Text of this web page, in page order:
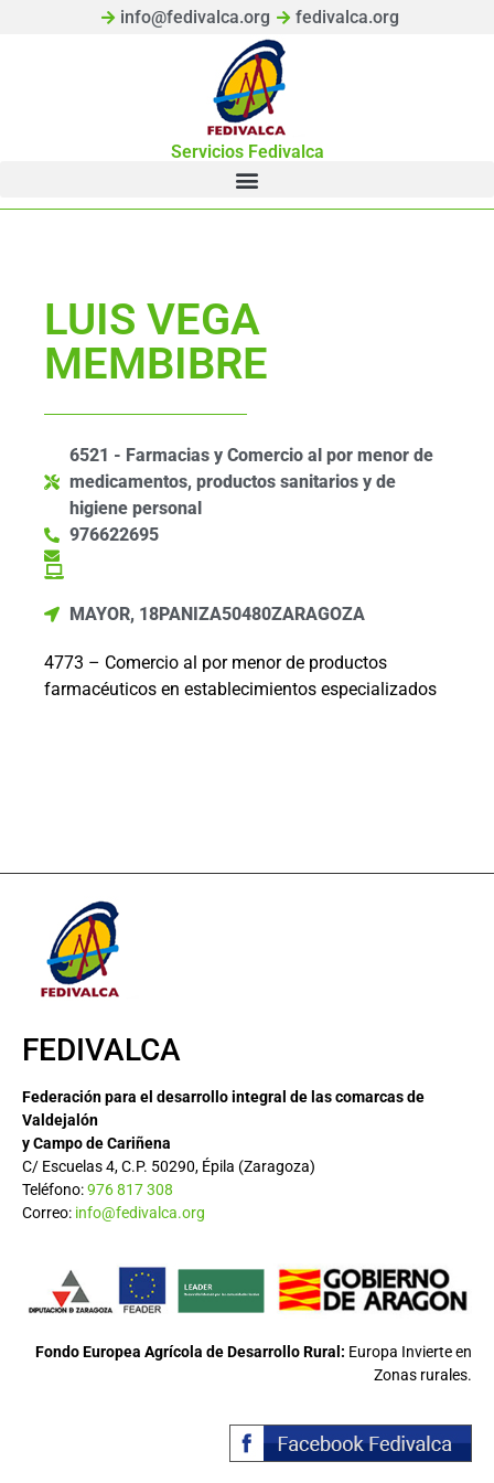
info@fedivalca.org fedivalca.org
Servicios Fedivalca
LUIS VEGA
MEMBIBRE
6521 - Farmacias y Comercio al por menor de
medicamentos, productos sanitarios y de
higiene personal
976622695
MAYOR, 18PANIZA50480ZARAGOZA
4773 – Comercio al por menor de productos
farmacéuticos en establecimientos especializados
FEDIVALCA
Federación para el desarrollo integral de las comarcas de
Valdejalón
y Campo de Cariñena
C/ Escuelas 4, C.P. 50290, Épila (Zaragoza)
Teléfono:976 817 308
Correo: info@fedivalca.org
Fondo Europea Agrícola de Desarrollo Rural: Europa Invierte en
Zonas rurales.